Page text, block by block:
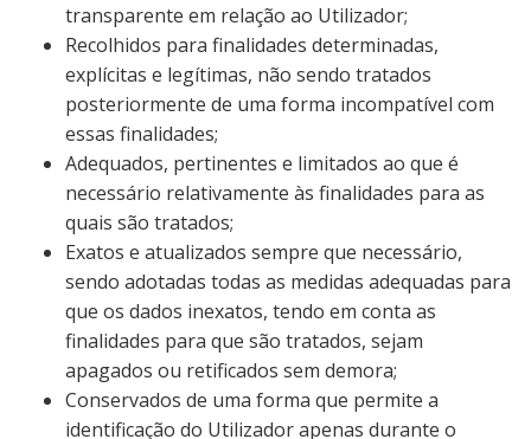
transparente em relação ao Utilizador;
Recolhidos para finalidades determinadas,
explícitas e legítimas, não sendo tratados
posteriormente de uma forma incompatível com
essas finalidades;
Adequados, pertinentes e limitados ao que é
necessário relativamente às finalidades para as
quais são tratados;
Exatos e atualizados sempre que necessário,
sendo adotadas todas as medidas adequadas para
que os dados inexatos, tendo em conta as
finalidades para que são tratados, sejam
apagados ou retificados sem demora;
Conservados de uma forma que permite a
identificação do Utilizador apenas durante o